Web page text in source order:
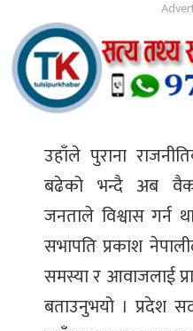
उहाँले पुराना
बढेको भन्दै अब
जनताले विश्वास गर्न
सभापति प्रकाश
समस्या र आवाजलाई
बताउनुभयो । प्रदेश